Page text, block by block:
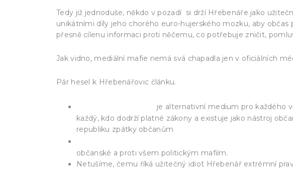
Tedy již jednoduše, někdo v pozadí si drží Hřebenáře jako
unikátními díly jeho chorého euro-hujerského mozku, aby
přesně cílenu informaci proti něčemu, co potřebuje zničit,
Jak vidno, mediální mafie nemá svá chapadla jen v oficiálních
Pár hesel k Hřebenářovic článku.
je alternativní medium pro každého
každý, kdo dodrží platné zákony a existuje jako nástroj
republiku zpátky občanům
občanské a proti všem politickým mafiím.
Netušíme, čemu říká užitečný idiot Hřebenář extrémní